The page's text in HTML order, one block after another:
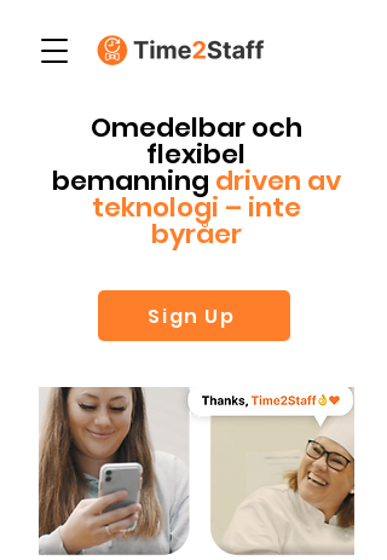
Omedelbar och
flexibel
bemanning driven av
teknologi – inte
byråer
Sign Up